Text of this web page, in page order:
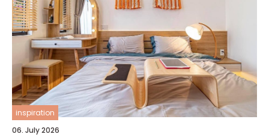
inspiration
06. July 2026